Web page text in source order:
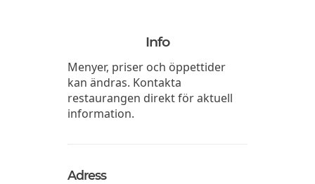
Info
Menyer, priser och öppettider
kan ändras. Kontakta
restaurangen direkt för aktuell
information.
Adress